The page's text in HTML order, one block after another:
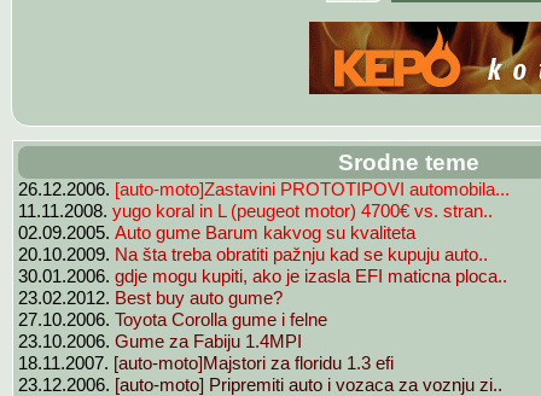
Srodne teme
26.12.2006. [auto-moto]Zastavini PROTOTIPOVI automobila...
11.11.2008. yugo koral in L (peugeot motor) 4700€ vs. stran..
02.09.2005. Auto gume Barum kakvog su kvaliteta
20.10.2009. Na šta treba obratiti pažnju kad se kupuju auto..
30.01.2006. gdje mogu kupiti, ako je izasla EFI maticna ploca..
23.02.2012. Best buy auto gume?
27.10.2006. Toyota Corolla gume i felne
23.10.2006. Gume za Fabiju 1.4MPI
18.11.2007. [auto-moto]Majstori za floridu 1.3 efi
23.12.2006. [auto-moto] Pripremiti auto i vozaca za voznju zi..